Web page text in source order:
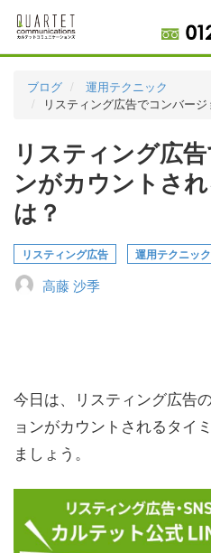
料金表
実績・お客様の声
初めて導入をお考えの方
代理店の乗り換えをお考えの方
広告代理店・HP制作会社様へ
お申し込みから運用開始までの
ブログ
運用テクニック
リスティング広告でコンバージ
リスティング広
ンがカウントさ
は？
リスティング広告 運用テクニック
高藤 沙季
今日は、リスティング広告
ョンがカウントされるタイ
ましょう。